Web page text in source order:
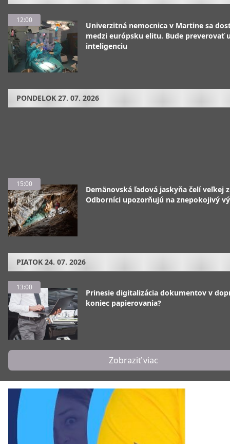
12:00
Univerzitná nemocnica v Martine sa
medzi európsku elitu. Bude preverovať
inteligenciu
PONDELOK 27. 07. 2026
15:00
Demänovská ľadová jaskyňa čelí veľkej
Odborníci upozorňujú na znepokojivý
PIATOK 24. 07. 2026
13:00
Prinesie digitalizácia dokumentov v
koniec papierovania?
Zobraziť viac